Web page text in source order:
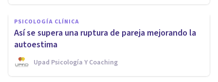
PSICOLOGÍA CLÍNICA
Así se supera una ruptura de pareja mejorando la
autoestima
Upad Psicología Y Coaching